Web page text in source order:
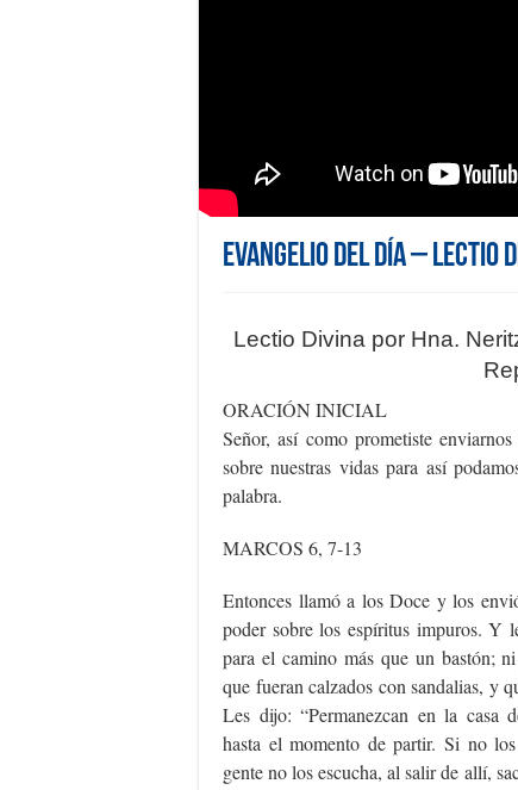
Evangelio del día – Lectio
Lectio Divina por Hna.
ORACIÓN INICIAL
Señor, así como prometiste
sobre nuestras vidas para así
palabra.
MARCOS 6, 7-13
Entonces llamó a los Doce y los
poder sobre los espíritus impuros. Y
para el camino más que un bastón;
que fueran calzados con sandalias, y
Les dijo: “Permanezcan en la casa
hasta el momento de partir. Si no
gente no los escucha, al salir de allí,